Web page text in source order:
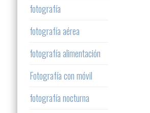
fotografía
fotografía aérea
fotografía alimentación
Fotografía con móvil
fotografía nocturna